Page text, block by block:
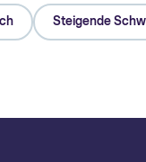
Steigende